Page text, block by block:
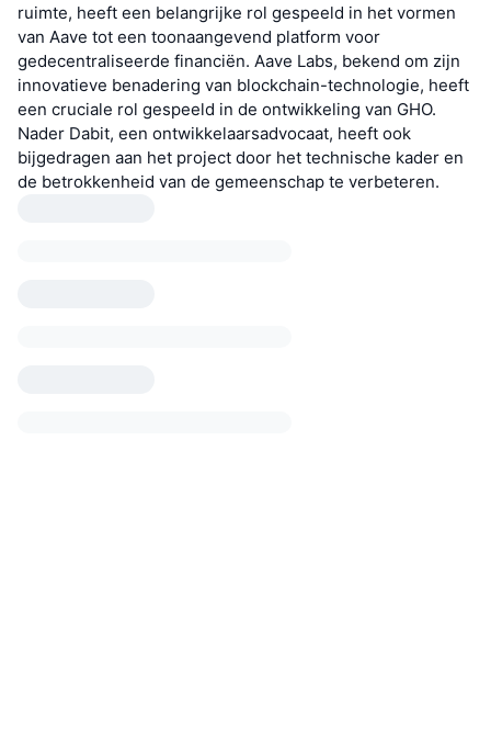
ruimte, heeft een belangrijke rol gespeeld in het vormen
van Aave tot een toonaangevend platform voor
gedecentraliseerde financiën. Aave Labs, bekend om zijn
innovatieve benadering van blockchain-technologie, heeft
een cruciale rol gespeeld in de ontwikkeling van GHO.
Nader Dabit, een ontwikkelaarsadvocaat, heeft ook
bijgedragen aan het project door het technische kader en
de betrokkenheid van de gemeenschap te verbeteren.